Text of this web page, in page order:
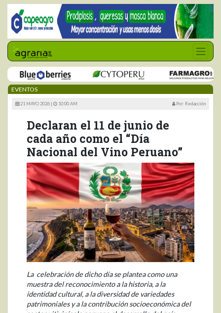
EVENTOS
21 MAYO 2026 | 10:00 AM Por: Redacción
Declaran el 11 de junio de
cada año como el “Día
Nacional del Vino Peruano”
La celebración de dicho día se plantea como una
muestra del reconocimiento a la historia, a la
identidad cultural, a la diversidad de variedades
patrimoniales y a la contribución socioeconómica del